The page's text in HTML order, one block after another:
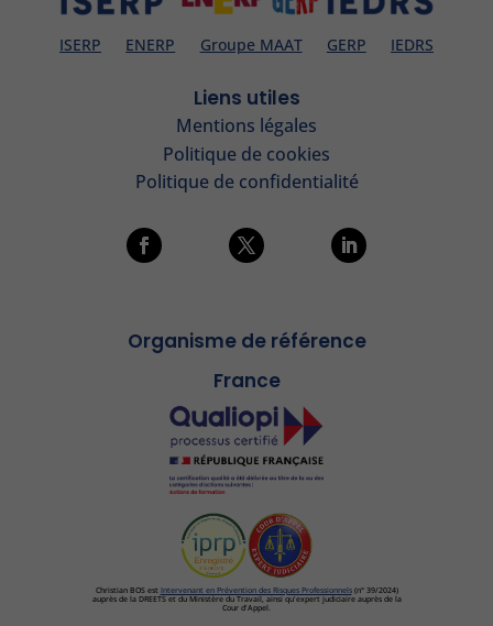
Organisme de référence
France
Christian BOS est Intervenant en Prévention des Risques Professionnels(n° 39/2024)
auprès de la DREETS et du Ministère du Travail, ainsi qu'expert judiciaire auprès de la
Cour d'Appel.
ISERP ENERP Groupe MAAT GERP IEDRS
Liens utiles
Mentions légales
Politique de cookies
Politique de confidentialité